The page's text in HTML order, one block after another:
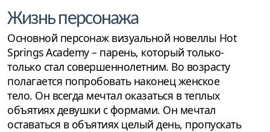
Жизнь персонажа
Основной персонаж визуальной новеллы Hot
Springs Academy – парень, который только-
только стал совершеннолетним. Во возрасту
полагается попробовать наконец женское
тело. Он всегда мечтал оказаться в теплых
объятиях девушки с формами. Он мечтал
оставаться в объятиях целый день, пропускать